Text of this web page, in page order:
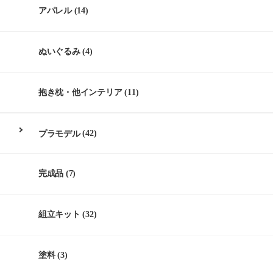
アパレル(14)
ぬいぐるみ(4)
抱き枕・他インテリア(11)
プラモデル(42)
完成品 (7)
組立キット (32)
塗料(3)